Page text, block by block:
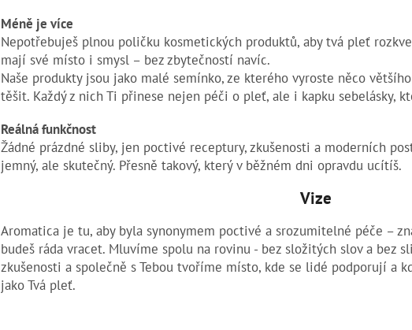
Méně je více
Nepotřebuješ plnou poličku kosmetických produktů, aby tvá pleť
mají své místo i smysl – bez zbytečností navíc.
Naše produkty jsou jako malé semínko, ze kterého vyroste něco
těšit. Každý z nich Ti přinese nejen péči o pleť, ale i kapku sebelásky,
Reálná funkčnost
Žádné prázdné sliby, jen poctivé receptury, zkušenosti a moderních
jemný, ale skutečný. Přesně takový, který v běžném dni opravdu ucítíš.
Vize
Aromatica je tu, aby byla synonymem poctivé a srozumitelné péče –
budeš ráda vracet. Mluvíme spolu na rovinu - bez složitých slov a bez
zkušenosti a společně s Tebou tvoříme místo, kde se lidé podporují a
jako Tvá pleť.